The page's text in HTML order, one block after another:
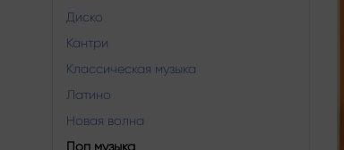
Диско
Кантри
Классическая музыка
Латино
Новая волна
Поп музыка